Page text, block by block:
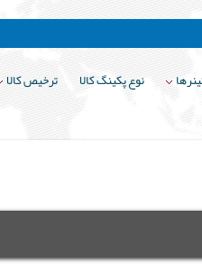
نوع پکینگ کالا ترخیص کالا